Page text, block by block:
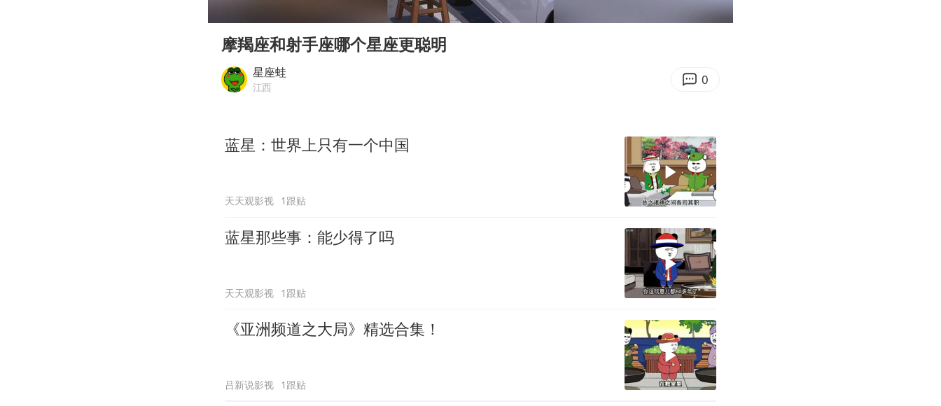
法国将禁止“未经同意的电话营销”
村民谈“梅姨”：叫的其实是“媒姨”
感觉全东北都在等7号
摩羯座和射手座哪个星座更聪明
星座蛙
江西 0
蓝星：世界上只有一个中国
天天观影视 1跟贴
蓝星那些事：能少得了吗
天天观影视 1跟贴
《亚洲频道之大局》精选合集！
吕新说影视 1跟贴